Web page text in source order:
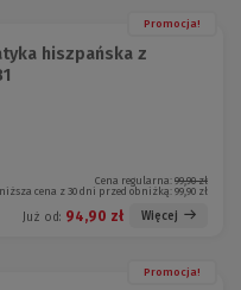
Promocja!
hiszpańska z
Cena regularna: 99,90 zł
cena z 30 dni przed obniżką:99,90 zł
Już od: 94,90 zł Więcej
Promocja!